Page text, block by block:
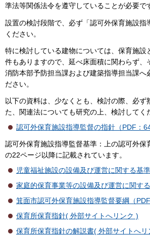
準法等関係法令を遵守していることが必要で
設置の検討段階で、必ず「認可外保育施設指
ください。
特に検討している建物については、保育施設
件もありますので、延べ床面積に関わらず、
消防本部予防担当課および建築指導担当課へ
ださい。
以下の資料は、少なくとも、検討の際、必ず
た、関連法についても研究の上、検討してく
認可外保育施設指導監督の指針（PDF：
認可外保育施設指導監督基準：上の認可外保
の22ページ以降に記載されています。
児童福祉施設の設備及び運営に関する基準
家庭的保育事業等の設備及び運営に関す
箕面市認可外保育施設指導監督要綱（PDF
保育所保育指針( 外部サイトへリンク )
保育所保育指針の解説書( 外部サイトへリ